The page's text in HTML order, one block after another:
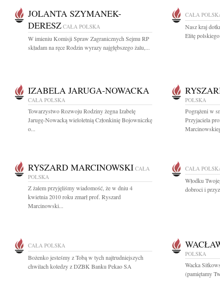
JOLANTA SZYMANEK-
DERESZ CAŁA POLSKA
W imieniu Komisji Spraw Zagranicznych Sejmu RP
składam na ręce Rodzin wyrazy najgłębszego żalu,...
CAŁA
Nasz kraj
Elitę
IZABELA JARUGA-NOWACKA
CAŁA POLSKA
Towarzystwo Rozwoju Rodziny żegna Izabelę
Jarugę-Nowacką wieloletnią Członkinię Bojowniczkę
o...
POLSKA
Pogrążeni w
Przyjaciela
RYSZARD MARCINOWSKI CAŁA
POLSKA
Z żalem przyjęliśmy wiadomość, że w dniu 4
kwietnia 2010 roku zmarł prof. Ryszard
Marcinowski...
CAŁA
Włodku
dobroci i
CAŁA POLSKA
Bożenko jesteśmy z Tobą w tych najtrudniejszych
chwilach koledzy z DZBK Banku Pekao SA
POLSKA
Wacka
(pamiętamy